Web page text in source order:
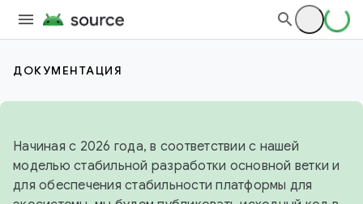
ДОКУМЕНТАЦИЯ
Начиная с 2026 года, в соответствии с нашей
моделью стабильной разработки основной ветки и
для обеспечения стабильности платформы для